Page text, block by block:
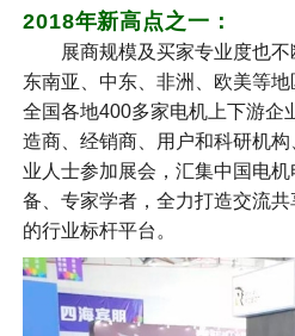
2018年新高点之一：
展商规模及买家专业度也不
东南亚、中东、非洲、欧美等地
全国各地400多家电机上下游企
造商、经销商、用户和科研机
业人士参加展会，汇集中国电
备、专家学者，全力打造交流
的行业标杆平台。